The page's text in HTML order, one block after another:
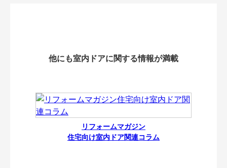
他にも室内ドアに関する情報が満載
リフォームマガジン
住宅向け室内ドア関連コラム